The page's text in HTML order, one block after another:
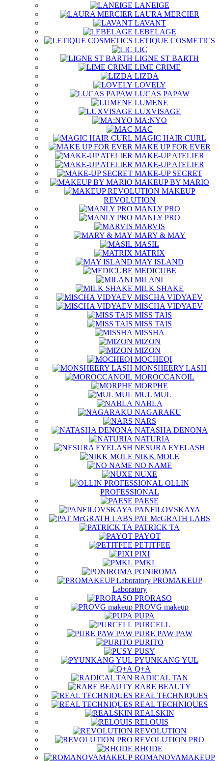
LANEIGE
LAURA MERCIER
LAVANT
LEBELAGE
LETIQUE COSMETICS
LIC
LIGNE ST BARTH
LIME CRIME
LIZDA
LOVELY
LUCAS PAPAW
LUMENE
LUXVISAGE
MA:NYO
MAC
MAGIC HAIR CURL
MAKE UP FOR EVER
MAKE-UP ATELIER
MAKE-UP ATELIER
MAKE-UP SECRET
MAKEUP BY MARIO
MAKEUP
REVOLUTION
MANLY PRO
MANLY PRO
MARVIS
MARY & MAY
MASIL
MATRIX
MAY ISLAND
MEDICUBE
MILANI
MILK SHAKE
MISCHA VIDYAEV
MISCHA VIDYAEV
MISS TAIS
MISS TAIS
MISSHA
MIZON
MIZON
MOCHEQI
MONSHEERY LASH
MOROCCANOIL
MORPHE
MUL MUL
NABLA
NAGARAKU
NARS
NATASHA DENONA
NATURIA
NESURA EYELASH
NIKK MOLE
NO NAME
NUXE
OLLIN
PROFESSIONAL
PAESE
PANFILOVSKAYA
PAT McGRATH LABS
PATRICK TA
PAYOT
PETITFEE
PIXI
PMKL
PONIROMA
PROMAKEUP
Laboratory
PRORASO
PROVG makeup
PUPA
PURCELL
PURE PAW PAW
PURITO
PUSY
PYUNKANG YUL
Q+A
RADICAL TAN
RARE BEAUTY
REAL TECHNIQUES
REAL TECHNIQUES
REALSKIN
RELOUIS
REVOLUTION
REVOLUTION PRO
RHODE
ROMANOVAMAKEUP